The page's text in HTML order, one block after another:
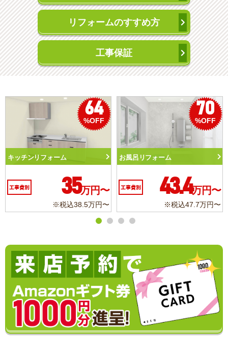
リフォームのすすめ方
工事保証
70
%OFF
呂リフォーム
費別 43.4万円〜
※税込47.7万円〜
50
%OFF
トイレリフォーム
工事費別 10.3万円〜
※税込11.3万円〜
洗
工事